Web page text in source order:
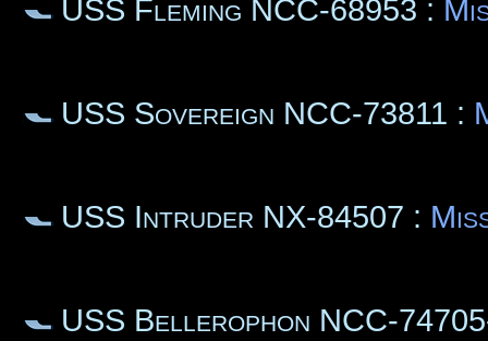
USS Fleming NCC-68953 :
USS Sovereign NCC-73811 :
USS Intruder NX-84507 :
USS Bellerophon NCC-